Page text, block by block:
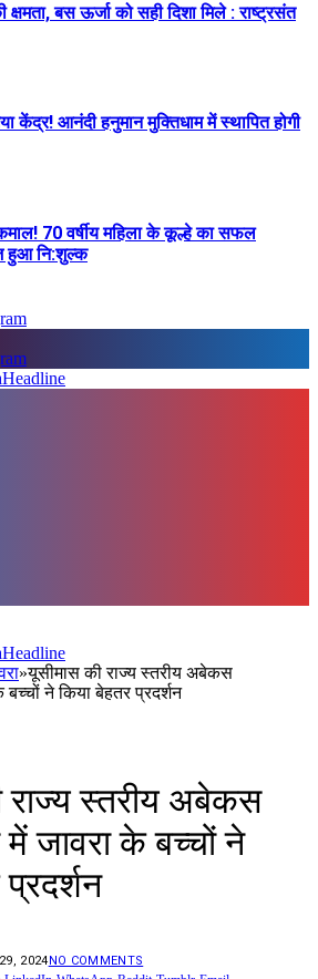
बस ऊर्जा को सही दिशा मिले : राष्ट्रसंत
केंद्र! आनंदी हनुमान मुक्तिधाम में स्थापित होगी
70 वर्षीय महिला के कूल्हे का सफल
हुआ नि:शुल्क
»यूसीमास की राज्य स्तरीय अबेकस
बच्चों ने किया बेहतर प्रदर्शन
राज्य स्तरीय अबेकस
में जावरा के बच्चों ने
2024NO COMMENTS